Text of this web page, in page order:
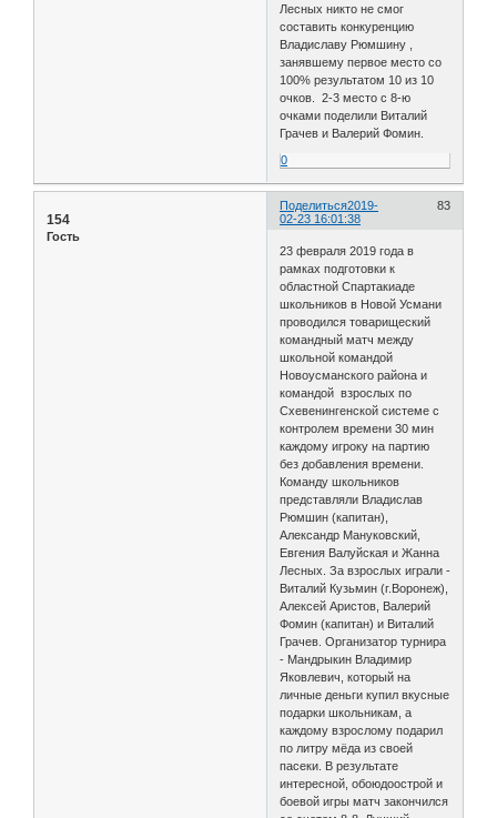
Лесных никто не смог
составить конкуренцию
Владиславу Рюмшину ,
занявшему первое место со
100% результатом 10 из 10
очков. 2-3 место с 8-ю
очками поделили Виталий
Грачев и Валерий Фомин.
0
Поделиться 83
2019-
02-23 16:01:38
154
Гость
23 февраля 2019 года в
рамках подготовки к
областной Спартакиаде
школьников в Новой Усмани
проводился товарищеский
командный матч между
школьной командой
Новоусманского района и
командой взрослых по
Схевенингенской системе с
контролем времени 30 мин
каждому игроку на партию
без добавления времени.
Команду школьников
представляли Владислав
Рюмшин (капитан),
Александр Мануковский,
Евгения Валуйская и Жанна
Лесных. За взрослых играли -
Виталий Кузьмин (г.Воронеж),
Алексей Аристов, Валерий
Фомин (капитан) и Виталий
Грачев. Организатор турнира
- Мандрыкин Владимир
Яковлевич, который на
личные деньги купил вкусные
подарки школьникам, а
каждому взрослому подарил
по литру мёда из своей
пасеки. В результате
интересной, обоюдоострой и
боевой игры матч закончился